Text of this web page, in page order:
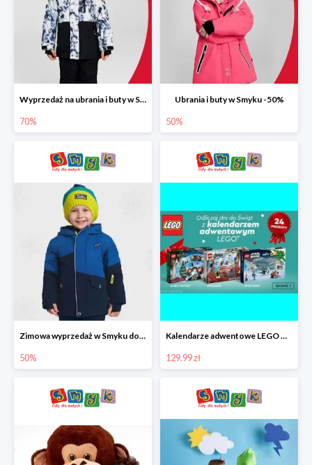
Wyprzedaż na ubrania i buty w Smyku do -70%
70%
Ubrania i buty w Smyku -50%
50%
Zimowa wyprzedaż w Smyku do -50%
50%
Kalendarze adwentowe LEGO w Smyku w super cenie
129.99 zł